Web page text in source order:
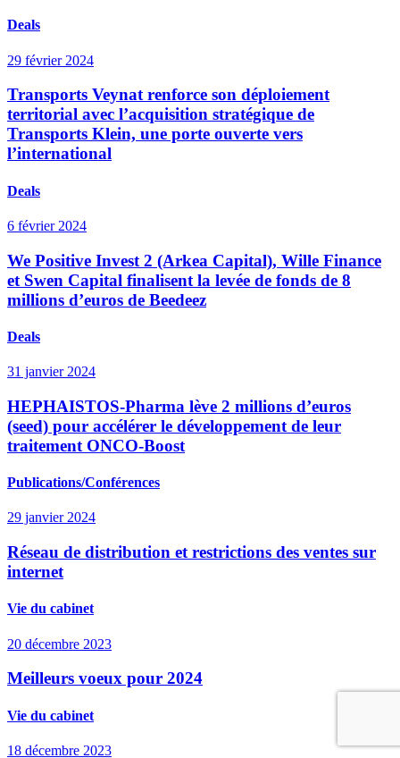
Deals
29 février 2024
Transports Veynat renforce son déploiement
territorial avec l’acquisition stratégique de
Transports Klein, une porte ouverte vers
l’international
Deals
6 février 2024
We Positive Invest 2 (Arkea Capital), Wille Finance
et Swen Capital finalisent la levée de fonds de 8
millions d’euros de Beedeez
Deals
31 janvier 2024
HEPHAISTOS-Pharma lève 2 millions d’euros
(seed) pour accélérer le développement de leur
traitement ONCO-Boost
Publications/Conférences
29 janvier 2024
Réseau de distribution et restrictions des ventes sur
internet
Vie du cabinet
20 décembre 2023
Meilleurs voeux pour 2024
Vie du cabinet
18 décembre 2023